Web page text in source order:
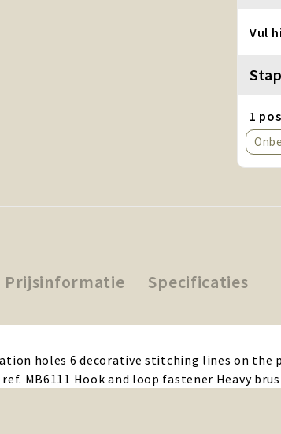
Vul
1
Prijsinformatie Specificaties
holes 6 decorative stitching lines on the
MB6111 Hook and loop fastener Heavy